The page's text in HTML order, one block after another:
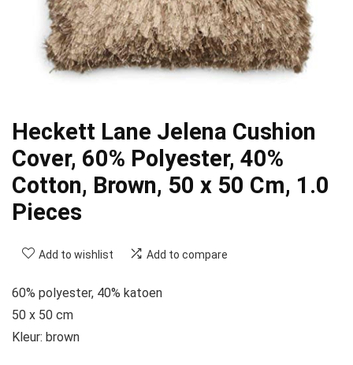
Heckett Lane Jelena Cushion
Cover, 60% Polyester, 40%
Cotton, Brown, 50 x 50 Cm, 1.0
Pieces
Add to wishlist Add to compare
60% polyester, 40% katoen
50 x 50 cm
Kleur: brown